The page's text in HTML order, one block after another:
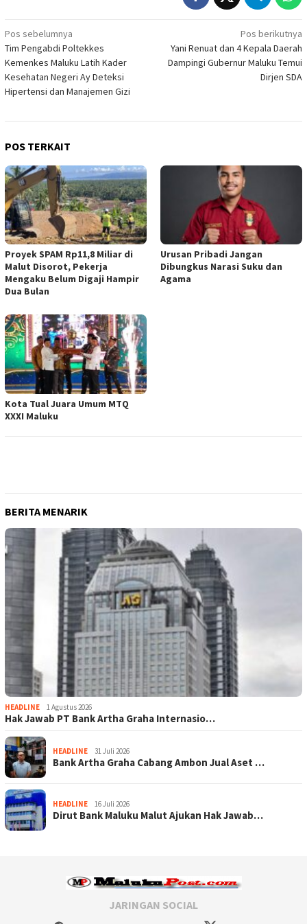
Navigasi
pos
Pos sebelumnya
Tim Pengabdi Poltekkes
Kemenkes Maluku Latih Kader
Kesehatan Negeri Ay Deteksi
Hipertensi dan Manajemen Gizi
Pos berikutnya
Yani Renuat dan 4 Kepala Daerah
Dampingi Gubernur Maluku Temui
Dirjen SDA
POS TERKAIT
Proyek SPAM Rp11,8 Miliar di
Malut Disorot, Pekerja
Mengaku Belum Digaji Hampir
Dua Bulan
Urusan Pribadi Jangan
Dibungkus Narasi Suku dan
Agama
Kota Tual Juara Umum MTQ
XXXI Maluku
BERITA MENARIK
HEADLINE 1 Agustus 2026
Hak Jawab PT Bank Artha Graha Internasio…
HEADLINE 31 Juli 2026
Bank Artha Graha Cabang Ambon Jual Aset …
HEADLINE 16 Juli 2026
Dirut Bank Maluku Malut Ajukan Hak Jawab…
JARINGAN SOCIAL